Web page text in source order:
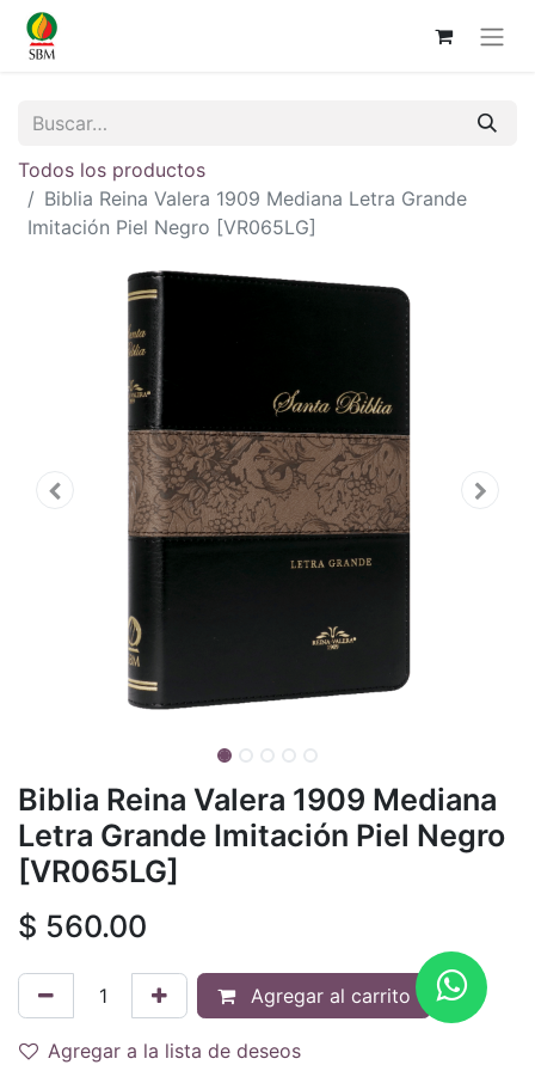
Todos los productos
Biblia Reina Valera 1909 Mediana Letra Grande
Imitación Piel Negro [VR065LG]
Biblia Reina Valera 1909 Mediana
Letra Grande Imitación Piel Negro
[VR065LG]
$ 560.00
Agregar al carrito
Agregar a la lista de deseos